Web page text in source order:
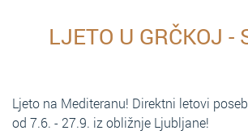
LJETO U GRČKOJ -
Ljeto na Mediteranu! Direktni letovi
od 7.6. - 27.9. iz obližnje Ljubljane!